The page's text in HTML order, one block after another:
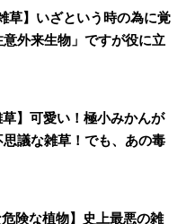
草】いざという時の為に覚
外来生物」ですが役に立
草】可愛い！極小みかんが
議な雑草！でも、あの毒
険な植物】史上最悪の雑